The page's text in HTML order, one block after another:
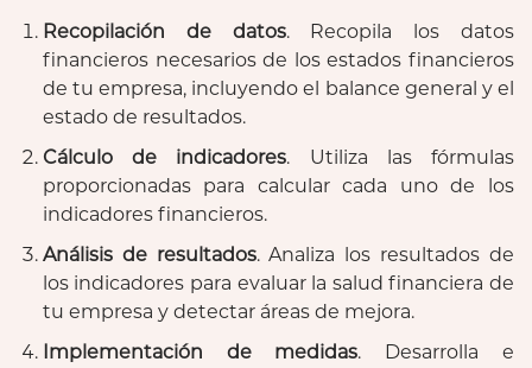
Recopilación de datos. Recopila los datos
financieros necesarios de los estados financieros
de tu empresa, incluyendo el balance general y el
estado de resultados.
Cálculo de indicadores. Utiliza las fórmulas
proporcionadas para calcular cada uno de los
indicadores financieros.
Análisis de resultados. Analiza los resultados de
los indicadores para evaluar la salud financiera de
tu empresa y detectar áreas de mejora.
Implementación de medidas. Desarrolla e